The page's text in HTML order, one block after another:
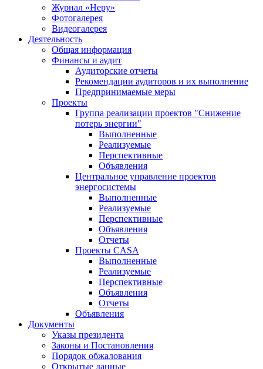
Журнал «Неру»
Фотогалерея
Видеогалерея
Деятельность
Общая информация
Финансы и аудит
Аудиторские отчеты
Рекомендации аудиторов и их выполнение
Предпринимаемые меры
Проекты
Группа реализации проектов "Снижение
потерь энергии"
Выполненные
Реализуемые
Перспективные
Объявления
Центральное управление проектов
энергосистемы
Выполненные
Реализуемые
Перспективные
Объявления
Отчеты
Проекты CASA
Выполненные
Реализуемые
Перспективные
Объявления
Отчеты
Объявления
Документы
Указы президента
Законы и Постановления
Порядок обжалования
Открытые данные